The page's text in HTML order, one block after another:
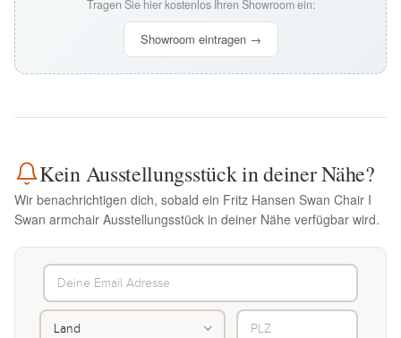
Tragen Sie hier kostenlos Ihren Showroom ein:
Showroom eintragen →
Kein Ausstellungsstück in deiner Nähe?
Wir benachrichtigen dich, sobald ein Fritz Hansen Swan Chair I
Swan armchair Ausstellungsstück in deiner Nähe verfügbar wird.